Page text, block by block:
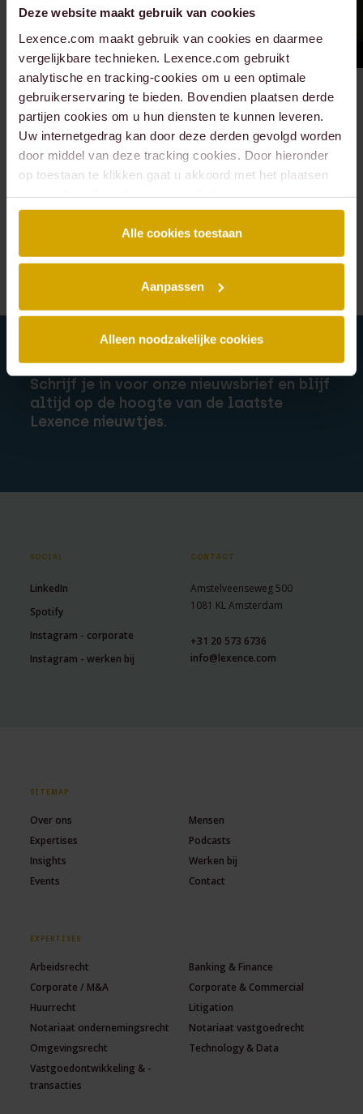
Deze website maakt gebruik van cookies
Lexence.com maakt gebruik van cookies en daarmee
vergelijkbare technieken. Lexence.com gebruikt
analytische en tracking-cookies om u een optimale
gebruikerservaring te bieden. Bovendien plaatsen derde
partijen cookies om u hun diensten te kunnen leveren.
Uw internetgedrag kan door deze derden gevolgd worden
door middel van deze tracking cookies. Door hieronder
op toestaan te klikken gaat u akkoord met het plaatsen
Alle cookies toestaan
Aanpassen
Alleen noodzakelijke cookies
Alle mensen van
Arbeidsrecht
ontmoeten?
Schrijf je in voor onze nieuwsbrief en blijf
altijd op de hoogte van de laatste
Lexence nieuwtjes.
SOCIAL
LinkedIn
Spotify
Instagram - corporate
Instagram - werken bij
CONTACT
Amstelveenseweg 500
1081 KL Amsterdam
+31 20 573 6736
info@lexence.com
SITEMAP
Over ons
Mensen
Expertises
Podcasts
Insights
Werken bij
Events
Contact
EXPERTISES
Arbeidsrecht
Banking & Finance
Corporate / M&A
Corporate & Commercial
Huurrecht
Litigation
Notariaat ondernemingsrecht
Notariaat vastgoedrecht
Omgevingsrecht
Technology & Data
Vastgoedontwikkeling & -
transacties